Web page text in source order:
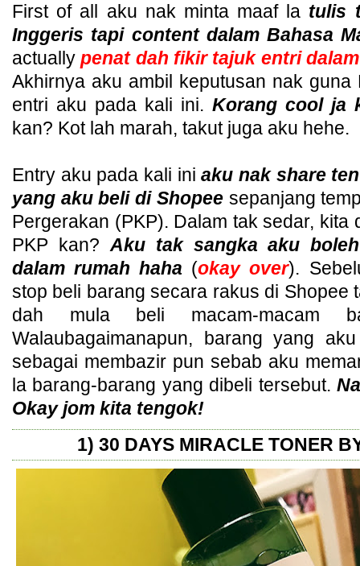
First of all aku nak minta maaf la tulis
Inggeris tapi content dalam Bahasa
actuallypenat dah fikir tajuk entri
Akhirnya aku ambil keputusan nak guna
entri aku pada kali ini. Korang cool ja
kan? Kot lah marah, takut juga aku hehe.
Entry aku pada kali iniaku nak share
yang aku beli di Shopee sepanjang
Pergerakan (PKP). Dalam tak sedar, kita
PKP kan? Aku tak sangka aku
dalam rumah haha (okay over).
stop beli barang secara rakus di Shopee
dah mula beli macam-macam
Walaubagaimanapun, barang yang
sebagai membazir pun sebab aku
la barang-barang yang dibeli tersebut.
Okay jom kita tengok!
1) 30 DAYS MIRACLE TONER